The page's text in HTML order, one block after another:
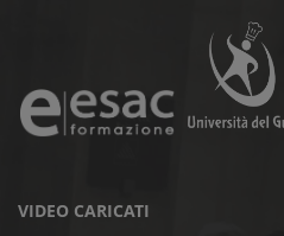
VIDEO CARICATI